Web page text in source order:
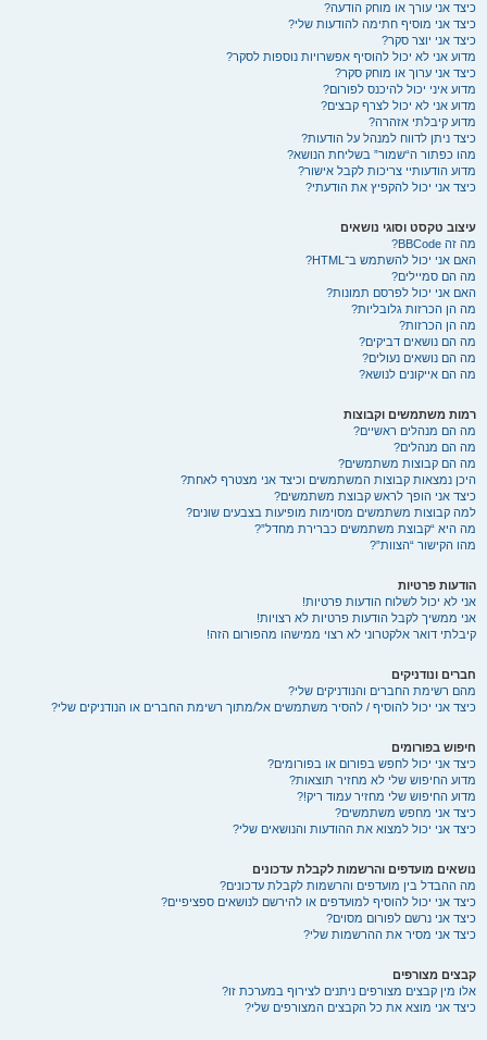
כיצד אני עורך או מוחק הודעה?
כיצד אני מוסיף חתימה להודעות שלי?
כיצד אני יוצר סקר?
מדוע אני לא יכול להוסיף אפשרויות נוספות לסקר?
כיצד אני ערוך או מוחק סקר?
מדוע איני יכול להיכנס לפורום?
מדוע אני לא יכול לצרף קבצים?
מדוע קיבלתי אזהרה?
כיצד ניתן לדווח למנהל על הודעות?
מהו כפתור ה“שמור” בשליחת הנושא?
מדוע הודעותיי צריכות לקבל אישור?
כיצד אני יכול להקפיץ את הודעתי?
עיצוב טקסט וסוגי נושאים
מה זה BBCode?
האם אני יכול להשתמש ב־HTML?
מה הם סמיילים?
האם אני יכול לפרסם תמונות?
מה הן הכרזות גלובליות?
מה הן הכרזות?
מה הם נושאים דביקים?
מה הם נושאים נעולים?
מה הם אייקונים לנושא?
רמות משתמשים וקבוצות
מה הם מנהלים ראשיים?
מה הם מנהלים?
מה הם קבוצות משתמשים?
היכן נמצאות קבוצות המשתמשים וכיצד אני מצטרף לאחת?
כיצד אני הופך לראש קבוצת משתמשים?
למה קבוצות משתמשים מסוימות מופיעות בצבעים שונים?
מה היא “קבוצת משתמשים כברירת מחדל”?
מהו הקישור “הצוות”?
הודעות פרטיות
אני לא יכול לשלוח הודעות פרטיות!
אני ממשיך לקבל הודעות פרטיות לא רצויות!
קיבלתי דואר אלקטרוני לא רצוי ממישהו מהפורום הזה!
חברים ונודניקים
מהם רשימת החברים והנודניקים שלי?
כיצד אני יכול להוסיף / להסיר משתמשים אל/מתוך רשימת החברים או הנודניקים שלי?
חיפוש בפורומים
כיצד אני יכול לחפש בפורום או בפורומים?
מדוע החיפוש שלי לא מחזיר תוצאות?
מדוע החיפוש שלי מחזיר עמוד ריק!?
כיצד אני מחפש משתמשים?
כיצד אני יכול למצוא את ההודעות והנושאים שלי?
נושאים מועדפים והרשמות לקבלת עדכונים
מה ההבדל בין מועדפים והרשמות לקבלת עדכונים?
כיצד אני יכול להוסיף למועדפים או להירשם לנושאים ספציפיים?
כיצד אני נרשם לפורום מסוים?
כיצד אני מסיר את ההרשמות שלי?
קבצים מצורפים
אלו מין קבצים מצורפים ניתנים לצירוף במערכת זו?
כיצד אני מוצא את כל הקבצים המצורפים שלי?